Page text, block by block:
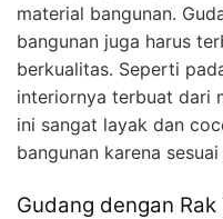
material bangunan.
bangunan juga harus
berkualitas. Seperti
interiornya terbuat dari
ini sangat layak dan
bangunan karena
Gudang dengan